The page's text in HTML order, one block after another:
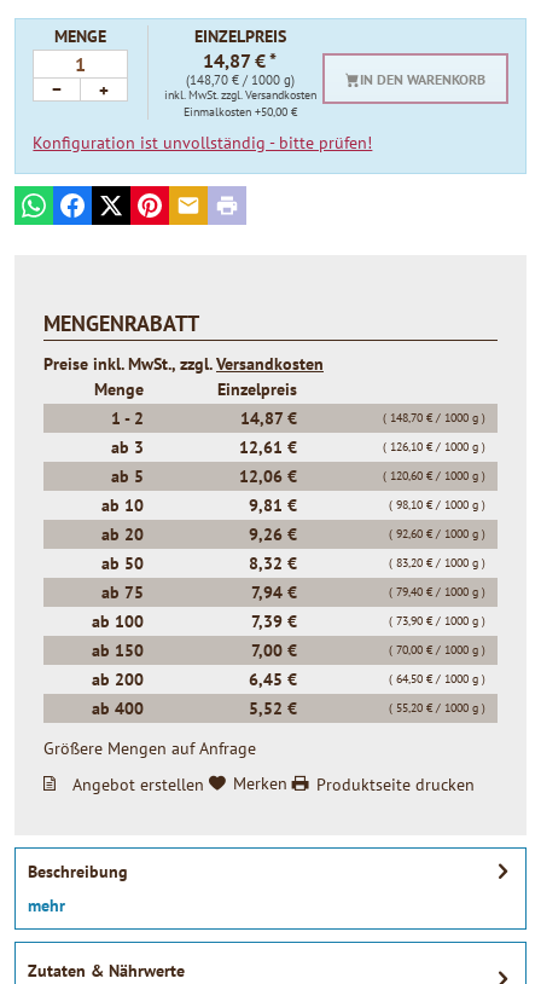
MENGE
− +
EINZELPREIS
14,87 € *
(148,70 € / 1000 g)
inkl. MwSt.zzgl. Versandkosten
Einmalkosten +50,00 €
IN DEN WARENKORB
Konfiguration ist unvollständig - bitte prüfen!
WhatsAppFacebook
X PinterestE-mailPrint
MENGENRABATT
Preise inkl. MwSt., zzgl.Versandkosten
Menge
Einzelpreis
1 - 2 14,87 € ( 148,70 € / 1000 g )
ab 3 12,61 € ( 126,10 € / 1000 g )
ab 5 12,06 € ( 120,60 € / 1000 g )
ab 10 9,81 € ( 98,10 € / 1000 g )
ab 20 9,26 € ( 92,60 € / 1000 g )
ab 50 8,32 € ( 83,20 € / 1000 g )
ab 75 7,94 € ( 79,40 € / 1000 g )
ab 100 7,39 € ( 73,90 € / 1000 g )
ab 150 7,00 € ( 70,00 € / 1000 g )
ab 200 6,45 € ( 64,50 € / 1000 g )
ab 400 5,52 € ( 55,20 € / 1000 g )
Größere Mengen auf Anfrage
Angebot erstellen
Merken Produktseite drucken
Beschreibung
mehr
Zutaten & Nährwerte